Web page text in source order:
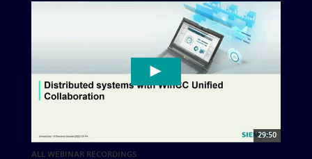
29:50
ALL WEBINAR RECORDINGS